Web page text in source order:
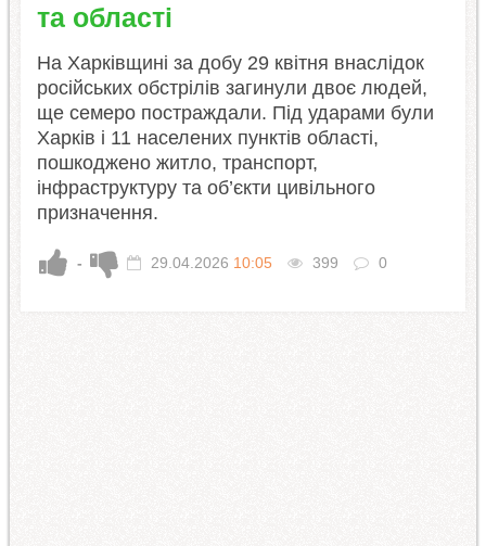
та області
На Харківщині за добу 29 квітня внаслідок
російських обстрілів загинули двоє людей,
ще семеро постраждали. Під ударами були
Харків і 11 населених пунктів області,
пошкоджено житло, транспорт,
інфраструктуру та об’єкти цивільного
призначення.
- 29.04.2026 10:05 399 0